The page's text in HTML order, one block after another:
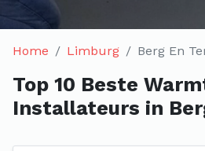
Home Limburg Berg En
Top 10 Beste
Installateurs in